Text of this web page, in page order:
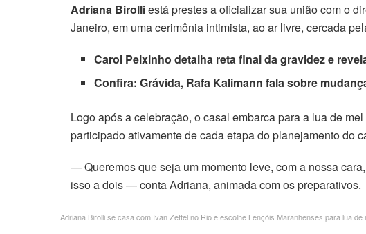
Adriana Birolliestá prestes a oficializar sua união com o
Janeiro, em uma cerimônia intimista, ao ar livre, cercada
Carol Peixinho detalha reta final da gravidez e
Confira:Grávida, Rafa Kalimann fala sobre
Logo após a celebração, o casal embarca para a lua de
participado ativamente de cada etapa do planejamento do
— Queremos que seja um momento leve, com a nossa
isso a dois — conta Adriana, animada com os preparativos.
Adriana Birolli se casa com Ivan Zettel no Rio e escolhe Lençóis Maranhenses para lua